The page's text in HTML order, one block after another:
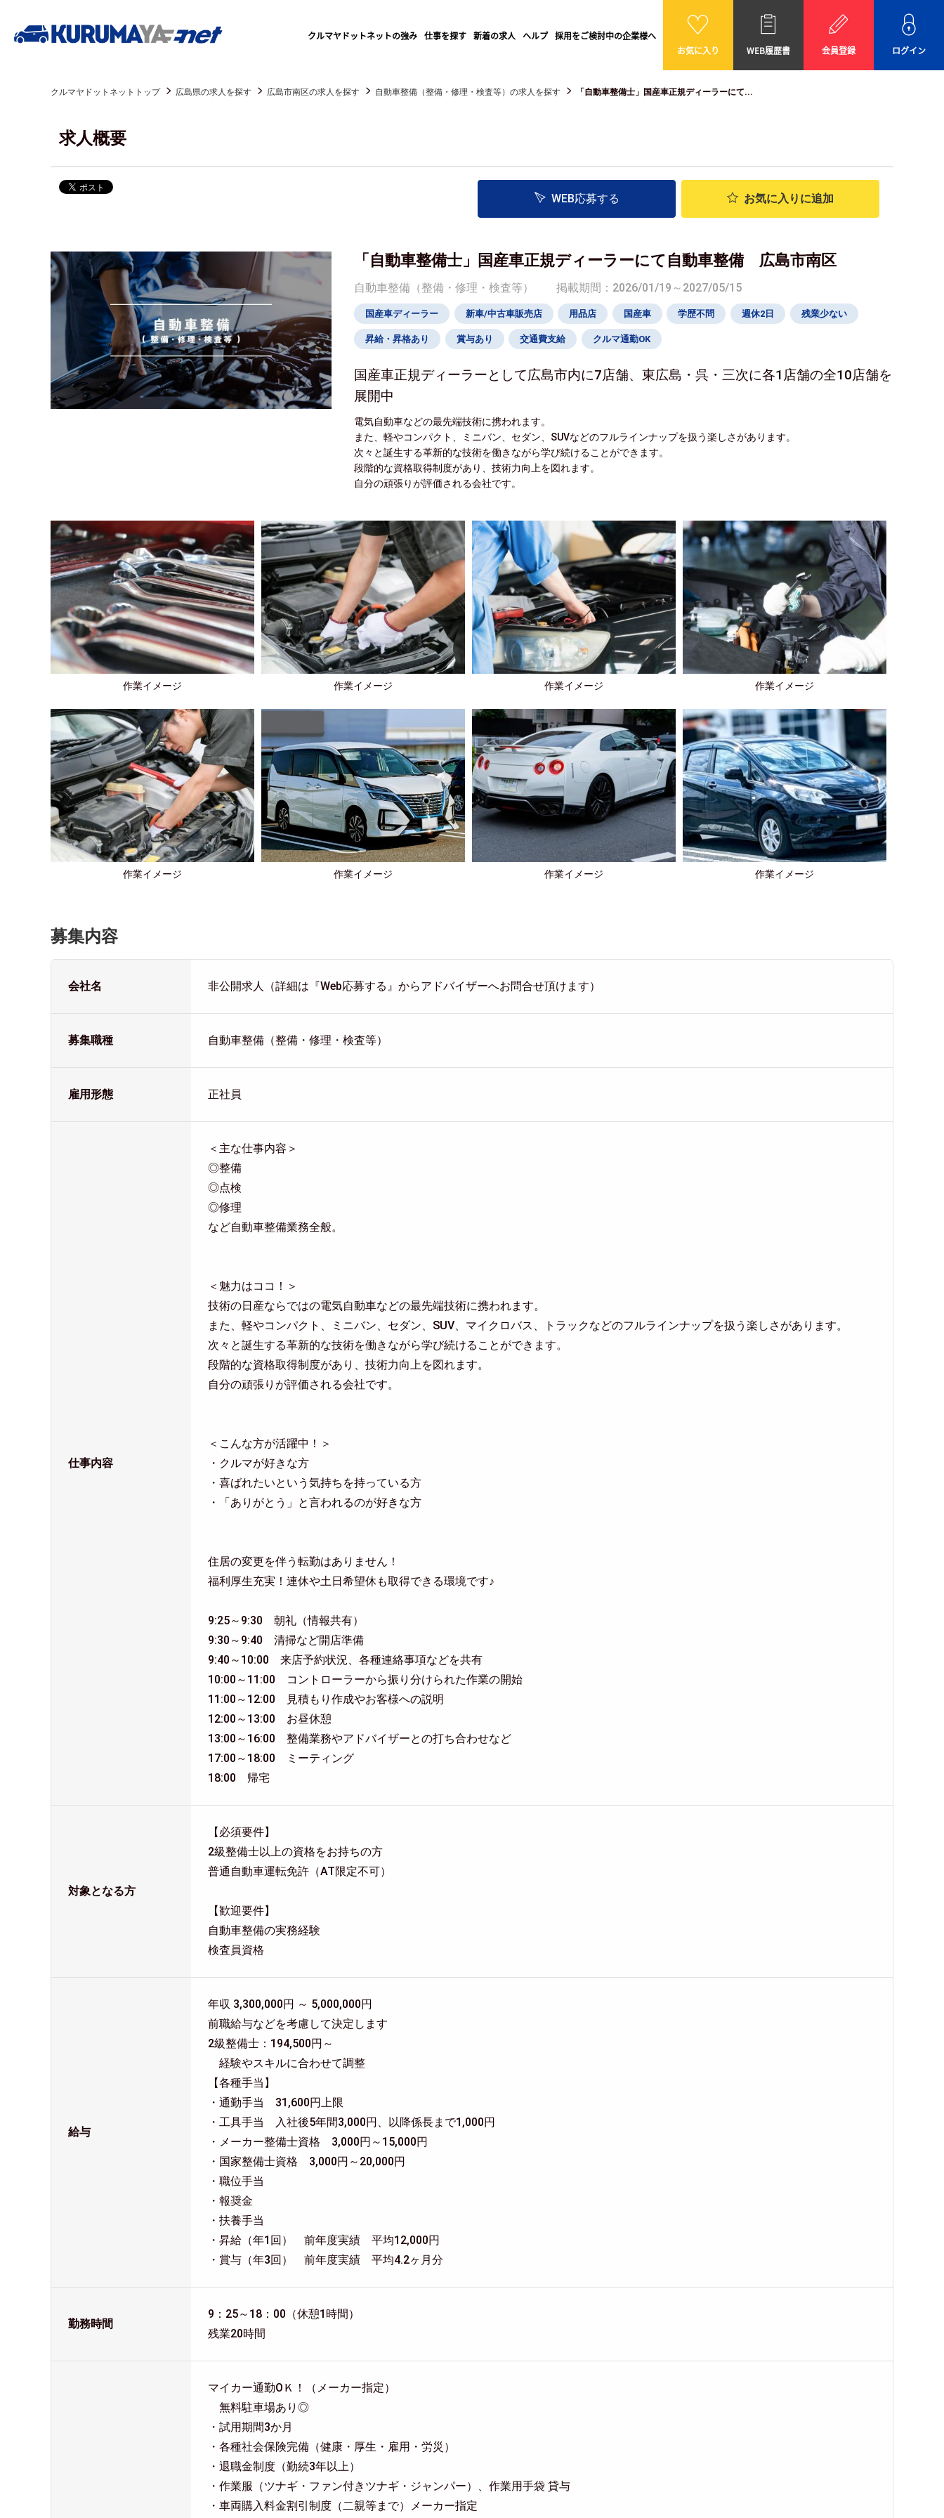
クルマヤドットネットの強み 仕事を探す 新着の求人 ヘルプ 採用をご検討中の企業様へ
お気に入り
WEB履歴書 会員登録 ログイン
クルマヤドットネットトップ 広島県の求人を探す 広島市南区の求人を探す 自動車整備（整備・修理・検査等）の求人を探す 「自動車整備士」国産車正規ディーラーにて...
求人概要
WEB応募する お気に入り に追加
「自動車整備士」国産車正規ディーラーにて自動車整備 広島市南区
自動車整備（整備・修理・検査等） 掲載期間：2026/01/19～2027/05/15
国産車ディーラー 新車/中古車販売店 用品店 国産車 学歴不問 週休2日 残業少ない
昇給・昇格あり 賞与あり 交通費支給 クルマ通勤OK
国産車正規ディーラーとして広島市内に7店舗、東広島・呉・三次に各1店舗の全10店舗を
展開中
電気自動車などの最先端技術に携われます。
また、軽やコンパクト、ミニバン、セダン、SUVなどのフルラインナップを扱う楽しさがあります。
次々と誕生する革新的な技術を働きながら学び続けることができます。
段階的な資格取得制度があり、技術力向上を図れます。
自分の頑張りが評価される会社です。
作業イメージ 作業イメージ 作業イメージ 作業イメージ
作業イメージ 作業イメージ 作業イメージ 作業イメージ
募集内容
会社名 非公開求人（詳細は『Web応募する』からアドバイザーへお問合せ頂けます）
募集職種 自動車整備（整備・修理・検査等）
雇用形態 正社員
仕事内容
＜主な仕事内容＞
◎整備
◎点検
◎修理
など自動車整備業務全般。
＜魅力はココ！＞
技術の日産ならではの電気自動車などの最先端技術に携われます。
また、軽やコンパクト、ミニバン、セダン、SUV、マイクロバス、トラックなどのフルラインナップを扱う楽しさがあります。
次々と誕生する革新的な技術を働きながら学び続けることができます。
段階的な資格取得制度があり、技術力向上を図れます。
自分の頑張りが評価される会社です。
＜こんな方が活躍中！＞
・クルマが好きな方
・喜ばれたいという気持ちを持っている方
・「ありがとう」と言われるのが好きな方
住居の変更を伴う転勤はありません！
福利厚生充実！連休や土日希望休も取得できる環境です♪
9:25～9:30 朝礼（情報共有）
9:30～9:40 清掃など開店準備
9:40～10:00 来店予約状況、各種連絡事項などを共有
10:00～11:00 コントローラーから振り分けられた作業の開始
11:00～12:00 見積もり作成やお客様への説明
12:00～13:00 お昼休憩
13:00～16:00 整備業務やアドバイザーとの打ち合わせなど
17:00～18:00 ミーティング
18:00 帰宅
対象となる方
【必須要件】
2級整備士以上の資格をお持ちの方
普通自動車運転免許（AT限定不可）
【歓迎要件】
自動車整備の実務経験
検査員資格
給与
年収 3,300,000円 ～ 5,000,000円
前職給与などを考慮して決定します
2級整備士：194,500円～
経験やスキルに合わせて調整
【各種手当】
・通勤手当 31,600円上限
・工具手当 入社後5年間3,000円、以降係長まで1,000円
・メーカー整備士資格 3,000円～15,000円
・国家整備士資格 3,000円～20,000円
・職位手当
・報奨金
・扶養手当
・昇給（年1回） 前年度実績 平均12,000円
・賞与（年3回） 前年度実績 平均4.2ヶ月分
勤務時間
9：25～18：00（休憩1時間）
残業20時間
マイカー通勤ОＫ！（メーカー指定）
無料駐車場あり◎
・試用期間3か月
・各種社会保険完備（健康・厚生・雇用・労災）
・退職金制度（勤続3年以上）
・作業服（ツナギ・ファン付きツナギ・ジャンパー）、作業用手袋 貸与
・車両購入料金割引制度（二親等まで）メーカー指定